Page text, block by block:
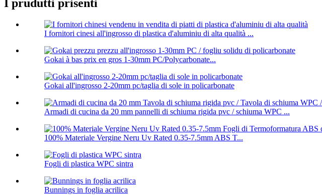
I prudutti prisenti
I fornitori cinesi all'ingrosso di plastica d'aluminiu di alta qualità ...
Gokai à bas prix en gros 1-30mm PC/Polycarbonate...
Gokai all'ingrosso 2-20mm pc/taglia di sole in policarbonate
Armadi di cucina da 20 mm pannelli di schiuma rigida pvc / schiuma WPC ...
100% Materiale Vergine Neru Uv Rated 0.35-7.5mm ABS T...
Fogli di plastica WPC sintra
Bunnings in foglia acrilica